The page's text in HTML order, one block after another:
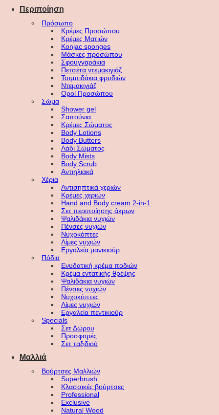
Περιποίηση
Πρόσωπο
Κρέμες Προσώπου
Κρέμες Ματιών
Konjac sponges
Μάσκες προσώπου
Σφουγγαράκια
Πετσέτα ντεμακιγιάζ
Τσιμπιδάκια φρυδιών
Ντεμακιγιάζ
Οροί Προσώπου
Σώμα
Shower gel
Σαπούνια
Κρέμες Σώματος
Body Lotions
Body Butters
Λάδι Σώματος
Body Mists
Body Scrub
Αντιηλιακά
Χέρια
Αντισηπτικά χεριών
Κρέμες χεριών
Hand and Body cream 2-in-1
Σετ περιποίησης άκρων
Ψαλιδάκια νυχιών
Πένσες νυχιών
Νυχοκόπτες
Λίμες νυχιών
Εργαλεία μανικιούρ
Πόδια
Ενυδατική κρέμα ποδιών
Κρέμα εντατικής θρέψης
Ψαλιδάκια νυχιών
Πένσες νυχιών
Νυχοκόπτες
Λίμες νυχιών
Εργαλεία πεντικιούρ
Specials
Σετ Δώρου
Προσφορές
Σετ ταξιδιού
Μαλλιά
Βούρτσες Μαλλιών
Superbrush
Κλασσικές βούρτσες
Professional
Exclusive
Natural Wood